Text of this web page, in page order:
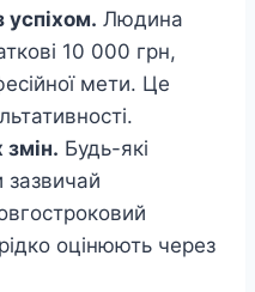
успіхом. Людина
10 000 грн,
мети. Це
змін. Будь-які
зазвичай
оцінюють через